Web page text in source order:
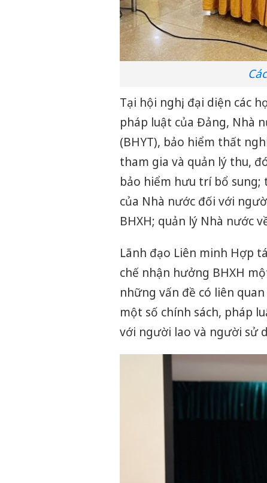
Tại hội nghị, đại diện các
pháp luật của Đảng, Nhà
(BHYT), bảo hiểm thất
tham gia và quản lý thu,
bảo hiểm hưu trí bổ
của Nhà nước đối với
BHXH; quản lý Nhà nước
Lãnh đạo Liên minh Hợp
chế nhận hưởng BHXH
những vấn đề có liên
một số chính sách, pháp
với người lao và người sử